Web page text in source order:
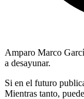
Amparo Marco
a desayunar.
Si en el futuro
Mientras tanto,